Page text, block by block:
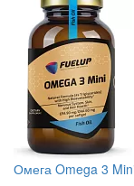
Омега Omega 3